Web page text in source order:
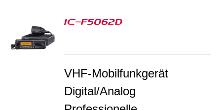
IC-F5062D
VHF-Mobilfunkgerät
Digital/Analog